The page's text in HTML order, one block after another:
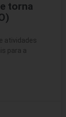
torna
atividades
para a